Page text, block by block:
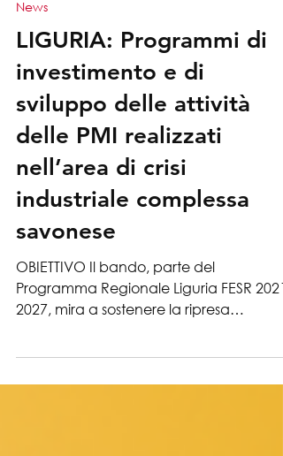
1 lug 2024
News
LIGURIA: Programmi di
investimento e di
sviluppo delle attività
delle PMI realizzati
nell’area di crisi
industriale complessa
savonese
OBIETTIVO Il bando, parte del
Programma Regionale Liguria FESR 2021-
industriale e la riqualificazione...